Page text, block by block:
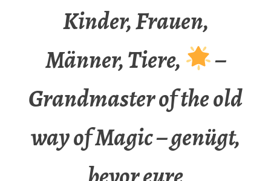
Kinder, Frauen,
Männer, Tiere,
–
Grandmaster of the old
way of Magic – genügt,